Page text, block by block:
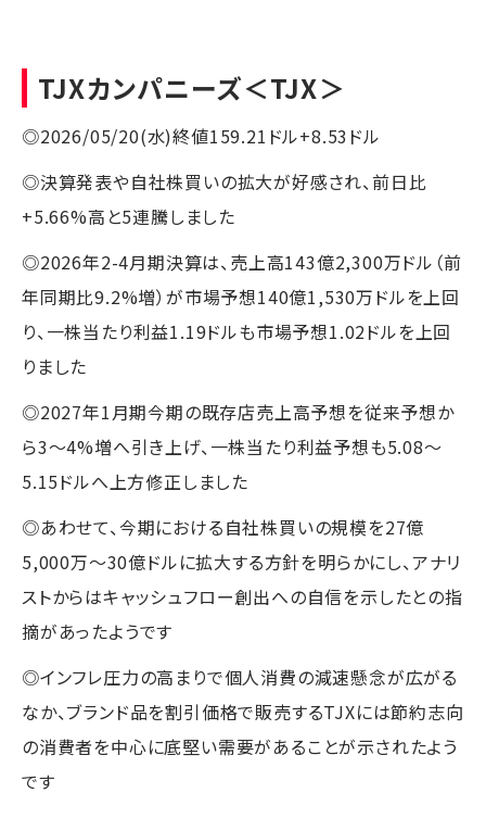
TJXカンパニーズ＜TJX＞
◎2026/05/20(水)終値159.21ドル+8.53ドル
◎決算発表や自社株買いの拡大が好感され、前日比
+5.66%高と5連騰しました
◎2026年2-4月期決算は、売上高143億2,300万ドル（前
年同期比9.2%増）が市場予想140億1,530万ドルを上回
り、一株当たり利益1.19ドルも市場予想1.02ドルを上回
りました
◎2027年1月期今期の既存店売上高予想を従来予想か
ら3～4%増へ引き上げ、一株当たり利益予想も5.08～
5.15ドルへ上方修正しました
◎あわせて、今期における自社株買いの規模を27億
5,000万～30億ドルに拡大する方針を明らかにし、アナリ
ストからはキャッシュフロー創出への自信を示したとの指
摘があったようです
◎インフレ圧力の高まりで個人消費の減速懸念が広がる
なか、ブランド品を割引価格で販売するTJXには節約志向
の消費者を中心に底堅い需要があることが示されたよう
です